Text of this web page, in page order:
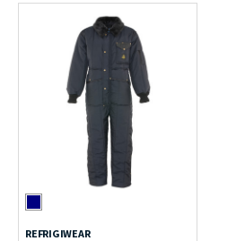
REFRIGIWEAR